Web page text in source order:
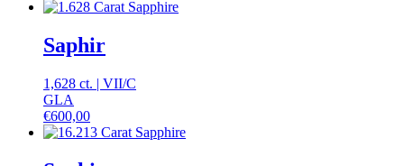
Saphir
1,628 ct. | VII/C
GLA
€600,00